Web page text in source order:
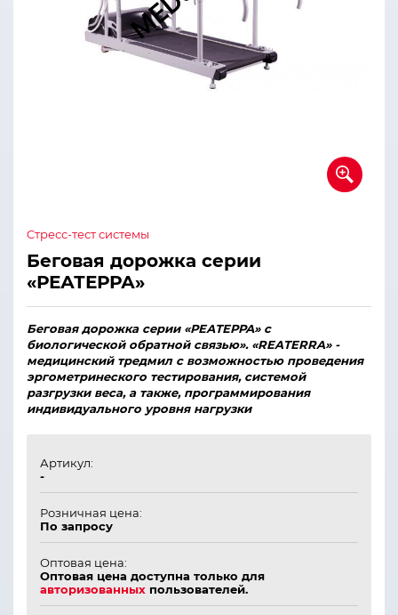
Cтресс-тест системы
Беговая дорожка серии
«РЕАТЕРРА»
Беговая дорожка серии «РЕАТЕРРА» с
биологической обратной связью». «REATERRA» -
медицинский тредмил с возможностью проведения
эргометринеского тестирования, системой
разгрузки веса, а также, программирования
индивидуального уровня нагрузки
Артикул:
-
Розничная цена:
По запросу
Оптовая цена:
Оптовая цена доступна только для
авторизованных пользователей.